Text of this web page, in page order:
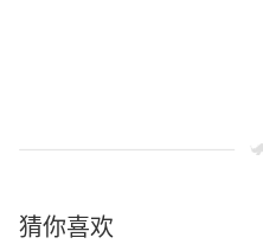
猜你喜欢